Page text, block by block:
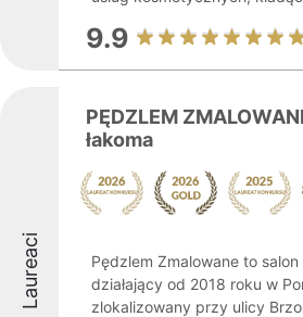
9.9
Laureaci
PĘDZLEM
łakoma
Pędzlem Zmalowane to
działający od 2018 roku w
zlokalizowany przy ulicy